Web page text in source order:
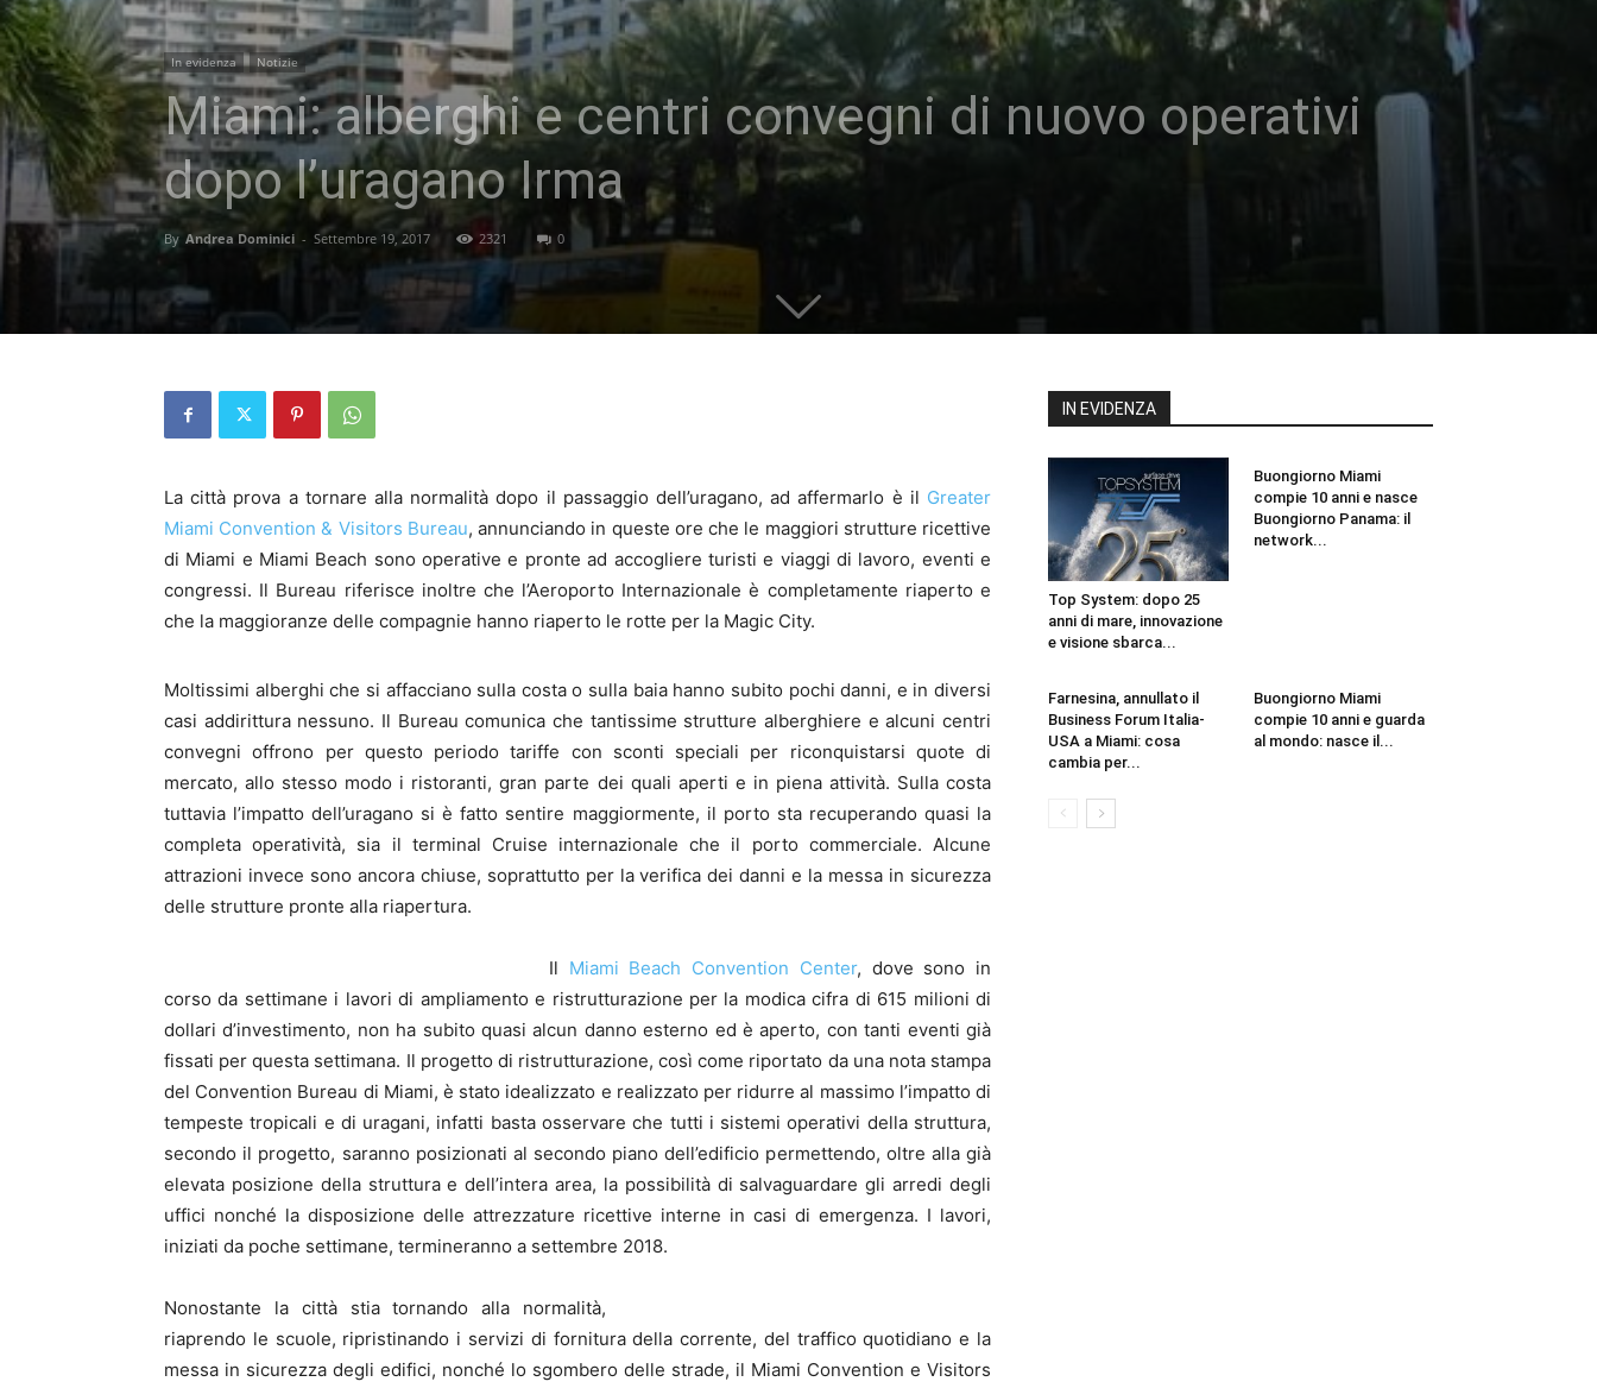
In evidenza Notizie
Miami: alberghi e centri convegni di nuovo operativi
dopo l’uragano Irma
By Andrea Dominici - Settembre 19, 2017 2321 0
La città prova a tornare alla normalità dopo il passaggio dell’uragano, ad affermarlo è il Greater
Miami Convention & Visitors Bureau, annunciando in queste ore che le maggiori strutture ricettive
di Miami e Miami Beach sono operative e pronte ad accogliere turisti e viaggi di lavoro, eventi e
congressi. Il Bureau riferisce inoltre che l’Aeroporto Internazionale è completamente riaperto e
che la maggioranze delle compagnie hanno riaperto le rotte per la Magic City.
Moltissimi alberghi che si affacciano sulla costa o sulla baia hanno subito pochi danni, e in diversi
casi addirittura nessuno. Il Bureau comunica che tantissime strutture alberghiere e alcuni centri
convegni offrono per questo periodo tariffe con sconti speciali per riconquistarsi quote di
mercato, allo stesso modo i ristoranti, gran parte dei quali aperti e in piena attività. Sulla costa
tuttavia l’impatto dell’uragano si è fatto sentire maggiormente, il porto sta recuperando quasi la
completa operatività, sia il terminal Cruise internazionale che il porto commerciale. Alcune
attrazioni invece sono ancora chiuse, soprattutto per la verifica dei danni e la messa in sicurezza
delle strutture pronte alla riapertura.
Il Miami Beach Convention Center, dove sono in
corso da settimane i lavori di ampliamento e ristrutturazione per la modica cifra di 615 milioni di
dollari d’investimento, non ha subito quasi alcun danno esterno ed è aperto, con tanti eventi già
fissati per questa settimana. Il progetto di ristrutturazione, così come riportato da una nota stampa
del Convention Bureau di Miami, è stato idealizzato e realizzato per ridurre al massimo l’impatto di
tempeste tropicali e di uragani, infatti basta osservare che tutti i sistemi operativi della struttura,
secondo il progetto, saranno posizionati al secondo piano dell’edificio permettendo, oltre alla già
elevata posizione della struttura e dell’intera area, la possibilità di salvaguardare gli arredi degli
uffici nonché la disposizione delle attrezzature ricettive interne in casi di emergenza. I lavori,
iniziati da poche settimane, termineranno a settembre 2018.
Nonostante la città stia tornando alla normalità,
riaprendo le scuole, ripristinando i servizi di fornitura della corrente, del traffico quotidiano e la
messa in sicurezza degli edifici, nonché lo sgombero delle strade, il Miami Convention e Visitors
IN EVIDENZA
Top System: dopo 25
anni di mare, innovazione
e visione sbarca...
Buongiorno Miami
compie 10 anni e nasce
Buongiorno Panama: il
network...
Farnesina, annullato il
Business Forum Italia-
USA a Miami: cosa
cambia per...
Buongiorno Miami
compie 10 anni e guarda
al mondo: nasce il...